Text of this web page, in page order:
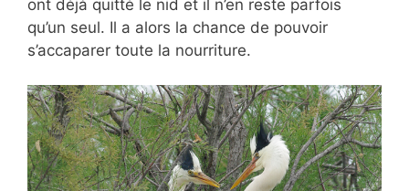
ont déjà quitté le nid et il n’en reste parfois
qu’un seul. Il a alors la chance de pouvoir
s’accaparer toute la nourriture.